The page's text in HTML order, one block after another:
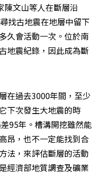
陳文山等人在斷層沿
找古地震在地層中留下
久會活動一次。位於南
地震紀錄，因此成為斷
在過去3000年間，至少
下次發生大地震的時
95年。槽溝開挖雖然能
昂，也不一定能找到合
法，來評估斷層的活動
經濟部地質調查及礦業